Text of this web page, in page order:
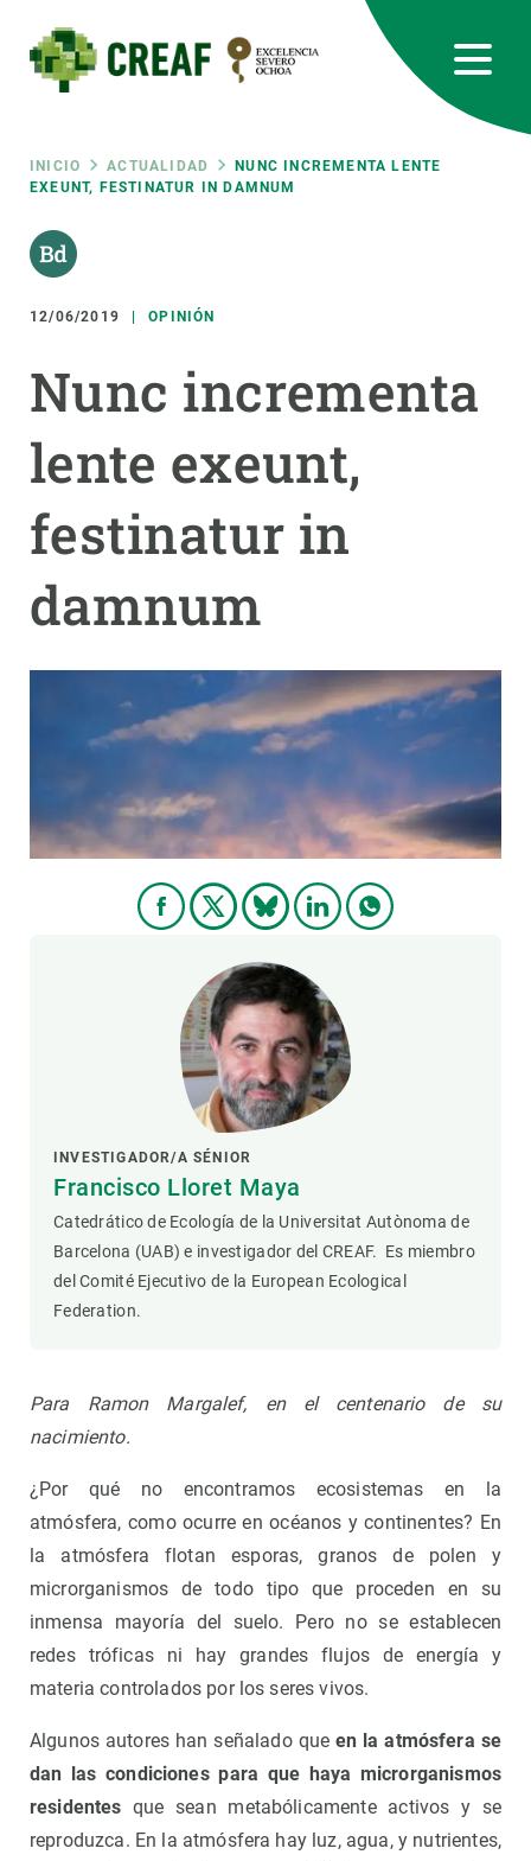
contenido
principal
Ruta
de
navegación
INICIO ACTUALIDAD
NUNC INCREMENTA LENTE
EXEUNT, FESTINATUR IN DAMNUM
12/06/2019 OPINIÓN
Nunc incrementa
lente exeunt,
festinatur in
damnum
INVESTIGADOR/A SÉNIOR
Francisco Lloret Maya
Catedrático de Ecología de la Universitat Autònoma de
Barcelona (UAB) e investigador del CREAF. Es miembro
del Comité Ejecutivo de la European Ecological
Federation.
Para Ramon Margalef, en el centenario de su
nacimiento.
¿Por qué no encontramos ecosistemas en la
atmósfera, como ocurre en océanos y continentes? En
la atmósfera flotan esporas, granos de polen y
microrganismos de todo tipo que proceden en su
inmensa mayoría del suelo. Pero no se establecen
redes tróficas ni hay grandes flujos de energía y
materia controlados por los seres vivos.
Algunos autores han señalado que en la atmósfera se
dan las condiciones para que haya microrganismos
residentes que sean metabólicamente activos y se
reproduzca. En la atmósfera hay luz, agua, y nutrientes,
RRSS
Featured
responsive
INTRANET
Responsive
menu
INVESTIGACIÓN
CIENCIA EN ACCIÓN
ÚNETE A NOSOTROS
PARTICIPA